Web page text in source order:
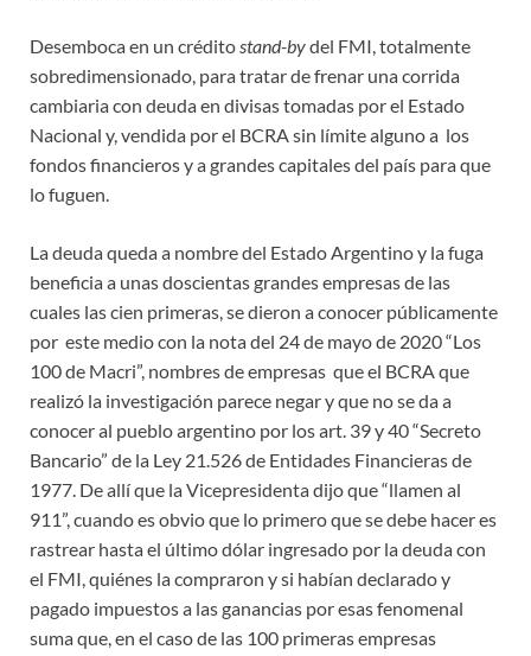
Desemboca en un créditostand-bydel FMI, totalmente
sobredimensionado, para tratar de frenar una corrida
cambiaria con deuda en divisas tomadas por el Estado
Nacional y, vendida por el BCRA sin límite alguno a los
fondos financieros y a grandes capitales del país para que
lo fuguen.
La deuda queda a nombre del Estado Argentino y la fuga
beneficia a unas doscientas grandes empresas de las
cuales las cien primeras, se dieron a conocer públicamente
por este medio con la nota del 24 de mayo de 2020 “Los
100 de Macri”, nombres de empresas que el BCRA que
realizó la investigación parece negar y que no se da a
conocer al pueblo argentino por los art. 39 y 40 “Secreto
Bancario” de la Ley 21.526 de Entidades Financieras de
1977. De allí que la Vicepresidenta dijo que “llamen al
911”, cuando es obvio que lo primero que se debe hacer es
rastrear hasta el último dólar ingresado por la deuda con
el FMI, quiénes la compraron y si habían declarado y
pagado impuestos a las ganancias por esas fenomenal
suma que, en el caso de las 100 primeras empresas